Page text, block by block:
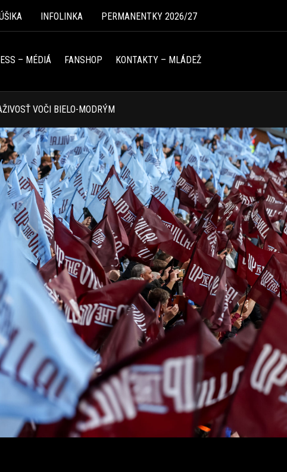
INFOLINKA PERMANENTKY 2026/27
– MÉDIÁ FANSHOP KONTAKTY – MLÁDEŽ
VOČI BIELO-MODRÝM